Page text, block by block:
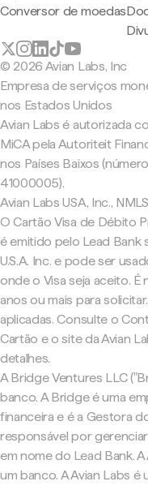
Conversor de moedas
© 2026 Avian Labs, Inc
Empresa de serviços
nos Estados Unidos
Avian Labs é autorizada
MiCA pela Autoriteit
nos Países Baixos
41000005).
Avian Labs USA, Inc.,
O Cartão Visa de Débito
é emitido pelo Lead Bank
U.S.A. Inc. e pode ser
onde o Visa seja aceito. É
anos ou mais para
aplicadas. Consulte o
Cartão e o site da Avian
detalhes.
A Bridge Ventures LLC
banco. A Bridge é uma
financeira e é a Gestora
responsável por
em nome do Lead Bank.
um banco. A Avian Labs é